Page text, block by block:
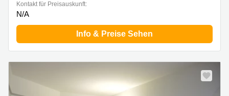
Kontakt für Preisauskunft:
N/A
Info & Preise Sehen